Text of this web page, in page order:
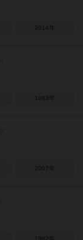
2014年
1983年
2007年
1982年